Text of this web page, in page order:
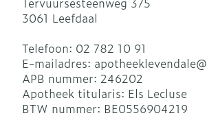
3061 Leefdaal
Telefoon: 02 782 10 91
E-mailadres: apotheeklevendale@
APB nummer: 246202
Apotheek titularis: Els Lecluse
BTW nummer: BE0556904219